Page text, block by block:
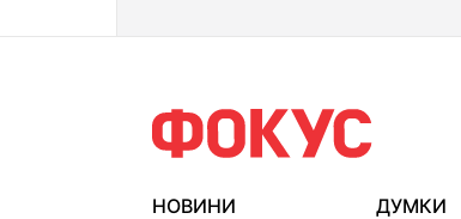
НОВИНИ ДУМКИ